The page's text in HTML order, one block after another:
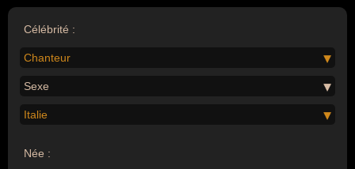
Célébrité :
Chanteur
Sexe
Italie
Née :